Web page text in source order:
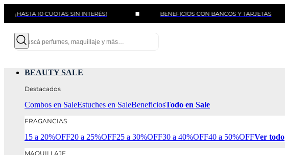
10 CUOTAS SIN INTERÉS! BENEFICIOS CON BANCOS Y TARJETAS
BEAUTY SALE
Destacados
Combos en SaleEstuches en SaleBeneficiosTodo en Sale
FRAGANCIAS
15 a 20%OFF20 a 25%OFF25 a 30%OFF30 a 40%OFF40 a 50%OFFVer todo
MAQUILLAJE